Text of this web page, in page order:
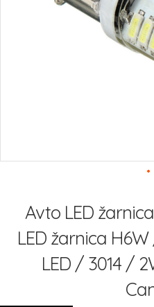
začetek
galerije
Avto LED
LED žarnica
LED / 3014 /